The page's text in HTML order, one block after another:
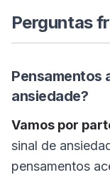
Perguntas
Pensamentos
ansiedade?
Vamos por
sinal de
pensamentos